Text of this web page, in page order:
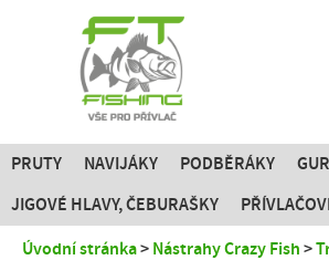
PRUTY NAVIJÁKY PODBĚRÁKY
JIGOVÉ HLAVY, ČEBURAŠKY
Úvodní stránka Nástrahy Crazy Fish